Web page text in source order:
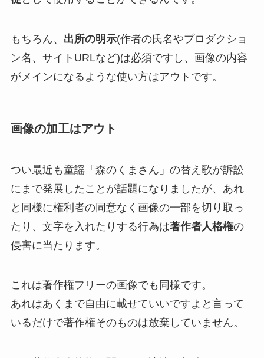
もちろん、 出所の明示(作者の氏名やプロダクショ
ン名、サイトURLなど)は必須ですし、画像の内容
がメインになるような使い方はアウトです。
画像の加工はアウト
つい最近も童謡「森のくまさん」の替え歌が訴訟
にまで発展したことが話題になりましたが、あれ
と同様に権利者の同意なく画像の一部を切り取っ
たり、文字を入れたりする行為は著作者人格権の
侵害に当たります。
これは著作権フリーの画像でも同様です。
あれはあくまで自由に載せていいですよと言って
いるだけで著作権そのものは放棄していません。